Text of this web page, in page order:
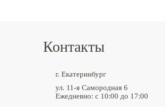
Контакты
г. Екатеринбург
ул. 11-я Самородная 6
Ежедневно: с 10:00 до 17:00